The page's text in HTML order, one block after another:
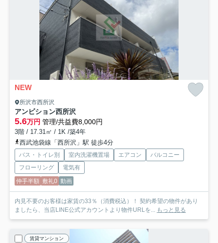
NEW
所沢市西所沢
アンビション西所沢
5.6万円 管理/共益費8,000円
3階 / 17.31㎡ / 1K /築4年
西武池袋線「西所沢」駅 徒歩4分
バス・トイレ別 室内洗濯機置場 エアコン
バルコニー
フローリング
電気有
仲手半額 敷礼0 動画
内見不要のお客様は家賃の33％（消費税込）！ 契約希望の物件があり
ましたら、当店LINE公式アカウントより物件URLを... もっと見る
賃貸マンション